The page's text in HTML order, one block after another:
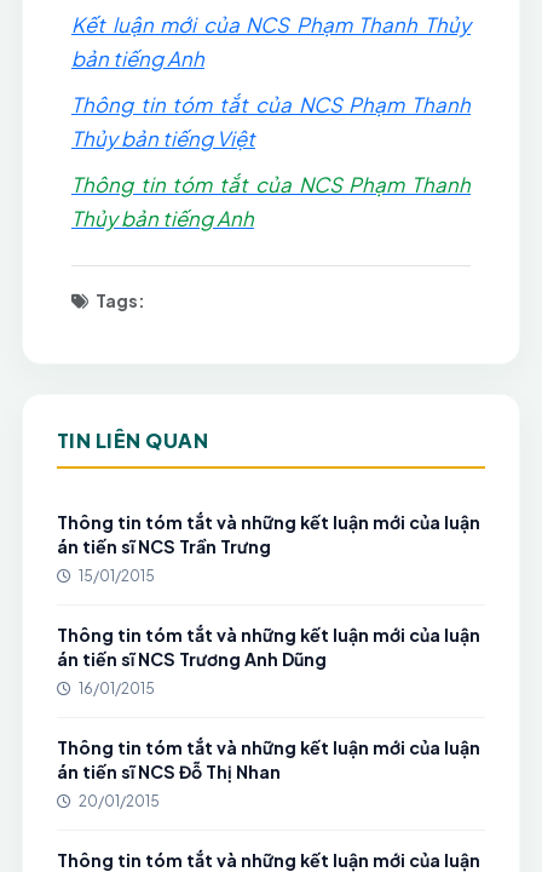
Kết luận mới của NCS Phạm Thanh Thủy
bản tiếng Anh
Thông tin tóm tắt của NCS Phạm Thanh
Thủy bản tiếng Việt
Thông tin tóm tắt của NCS Phạm Thanh
Thủy bản tiếng Anh
Tags:
TIN LIÊN QUAN
Thông tin tóm tắt và những kết luận mới của luận
án tiến sĩ NCS Trần Trưng
15/01/2015
Thông tin tóm tắt và những kết luận mới của luận
án tiến sĩ NCS Trương Anh Dũng
16/01/2015
Thông tin tóm tắt và những kết luận mới của luận
án tiến sĩ NCS Đỗ Thị Nhan
20/01/2015
Thông tin tóm tắt và những kết luận mới của luận